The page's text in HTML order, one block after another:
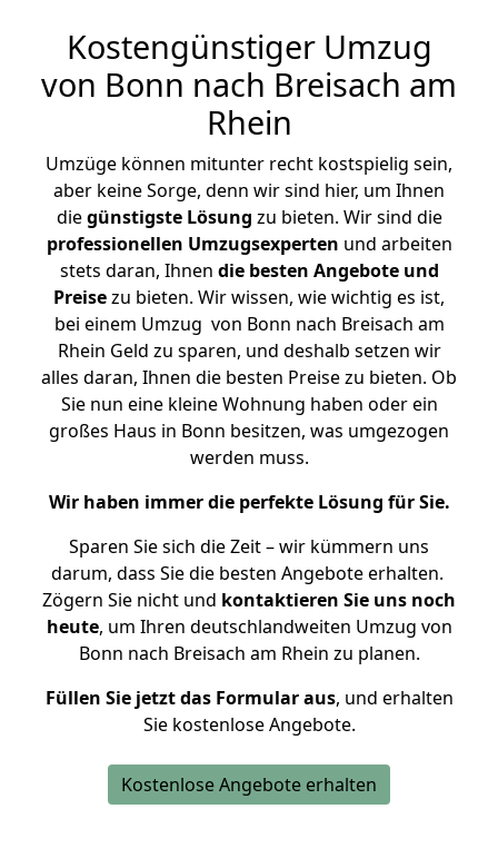
Kostengünstiger Umzug
von Bonn nach Breisach am
Rhein
Umzüge können mitunter recht kostspielig sein,
aber keine Sorge, denn wir sind hier, um Ihnen
diegünstigste Lösung zu bieten. Wir sind die
professionellen Umzugsexperten und arbeiten
stets daran, Ihnen die besten Angebote und
Preisezu bieten. Wir wissen, wie wichtig es ist,
bei einem Umzug von Bonn nach Breisach am
Rhein Geld zu sparen, und deshalb setzen wir
alles daran, Ihnen die besten Preise zu bieten. Ob
Sie nun eine kleine Wohnung haben oder ein
großes Haus in Bonn besitzen, was umgezogen
werden muss.
Wir haben immer die perfekte Lösung für Sie.
Sparen Sie sich die Zeit – wir kümmern uns
darum, dass Sie die besten Angebote erhalten.
Zögern Sie nicht und kontaktieren Sie uns noch
heute, um Ihren deutschlandweiten Umzug von
Bonn nach Breisach am Rhein zu planen.
Füllen Sie jetzt das Formular aus, und erhalten
Sie kostenlose Angebote.
Kostenlose Angebote erhalten